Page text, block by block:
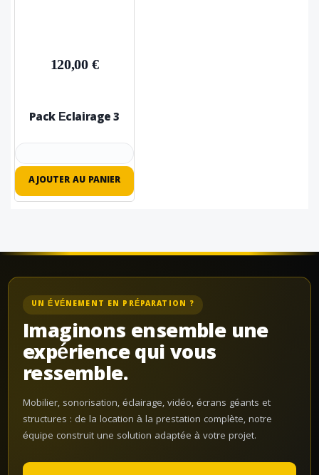
120,00 €
Pack Éclairage 3
AJOUTER AU PANIER
UN ÉVÉNEMENT EN PRÉPARATION ?
Imaginons ensemble une
expérience qui vous
ressemble.
Mobilier, sonorisation, éclairage, vidéo, écrans géants et
structures : de la location à la prestation complète, notre
équipe construit une solution adaptée à votre projet.